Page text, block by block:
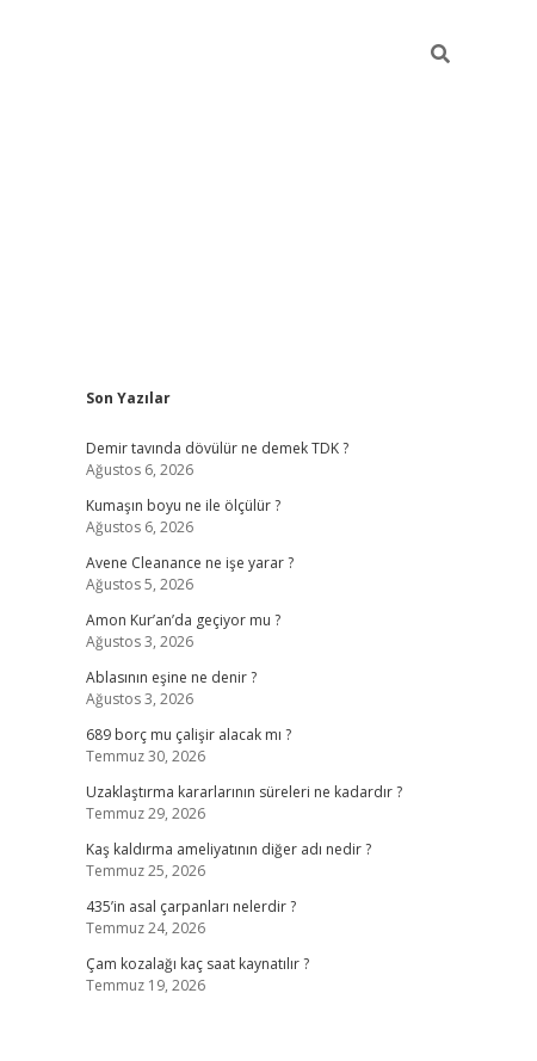
Sidebar
Son Yazılar
Demir tavında dövülür ne demek TDK ?
Ağustos 6, 2026
Kumaşın boyu ne ile ölçülür ?
Ağustos 6, 2026
Avene Cleanance ne işe yarar ?
Ağustos 5, 2026
Amon Kur’an’da geçiyor mu ?
Ağustos 3, 2026
Ablasının eşine ne denir ?
Ağustos 3, 2026
689 borç mu çalişir alacak mı ?
Temmuz 30, 2026
Uzaklaştırma kararlarının süreleri ne kadardır ?
Temmuz 29, 2026
Kaş kaldırma ameliyatının diğer adı nedir ?
Temmuz 25, 2026
435’in asal çarpanları nelerdir ?
Temmuz 24, 2026
Çam kozalağı kaç saat kaynatılır ?
Temmuz 19, 2026
hiltonbetBetexper giriş adresi